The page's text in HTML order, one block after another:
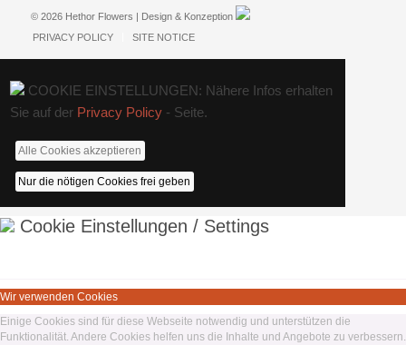
© 2026 Hethor Flowers | Design & Konzeption
PRIVACY POLICY
SITE NOTICE
COOKIE EINSTELLUNGEN: Nähere Infos erhalten
Sie auf der Privacy Policy- Seite.
Alle Cookies akzeptieren
Nur die nötigen Cookies frei geben
Cookie Einstellungen / Settings
Wir verwenden Cookies
Einige Cookies sind für diese Webseite notwendig und unterstützen die
Funktionalität. Andere Cookies helfen uns die Inhalte und Angebote zu verbessern.